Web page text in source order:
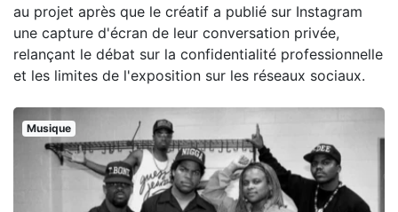
au projet après que le créatif a publié sur Instagram
une capture d'écran de leur conversation privée,
relançant le débat sur la confidentialité professionnelle
et les limites de l'exposition sur les réseaux sociaux.
Musique